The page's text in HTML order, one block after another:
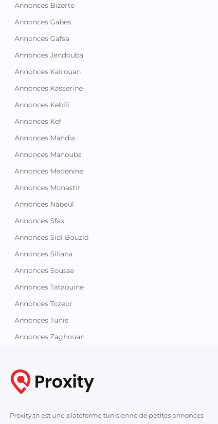
Annonces Bizerte
Annonces Gabes
Annonces Gafsa
Annonces Jendouba
Annonces Kairouan
Annonces Kasserine
Annonces Kebili
Annonces Kef
Annonces Mahdia
Annonces Manouba
Annonces Medenine
Annonces Monastir
Annonces Nabeul
Annonces Sfax
Annonces Sidi Bouzid
Annonces Siliana
Annonces Sousse
Annonces Tataouine
Annonces Tozeur
Annonces Tunis
Annonces Zaghouan
Proxity.tn est une plateforme tunisienne de petites annonces